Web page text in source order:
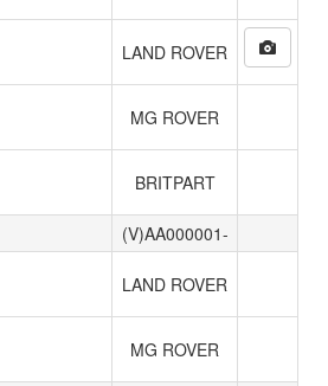
LAND ROVER
MG ROVER
BRITPART
(V)AA000001-
LAND ROVER
MG ROVER